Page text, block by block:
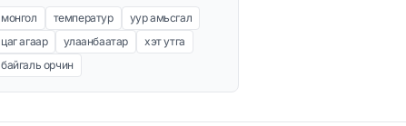
монгол температур
уур амьсгал
цаг агаар
улаанбаатар
хэт утга
байгаль орчин